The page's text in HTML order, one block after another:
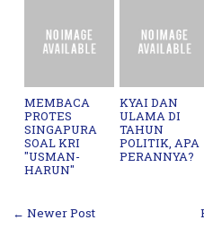
MEMBACA
PROTES
SINGAPURA
SOAL KRI
"USMAN-
HARUN"
KYAI DAN
ULAMA DI
TAHUN
POLITIK, APA
PERANNYA?
← Newer Post